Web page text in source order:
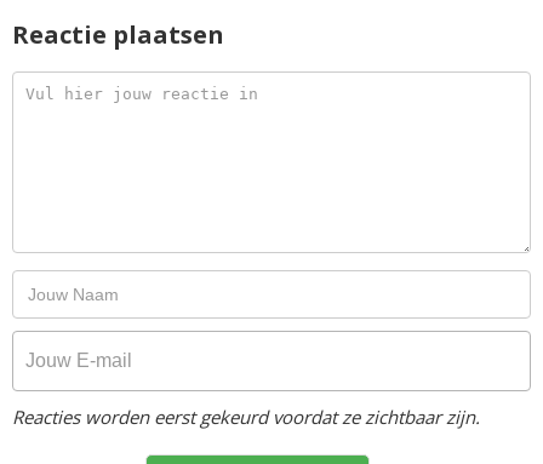
Reactie plaatsen
Reacties worden eerst gekeurd voordat ze zichtbaar zijn.